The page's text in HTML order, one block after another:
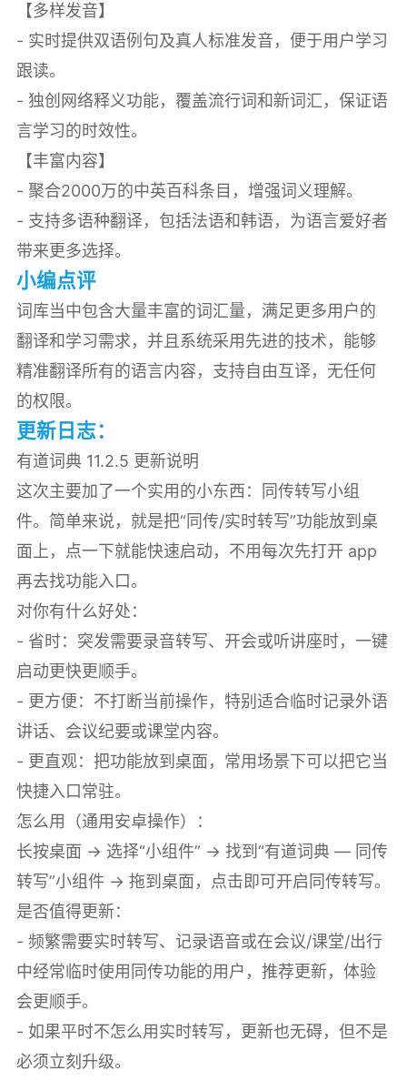
【多样发音】
- 实时提供双语例句及真人标准发音，便于用户学习
跟读。
- 独创网络释义功能，覆盖流行词和新词汇，保证语
言学习的时效性。
【丰富内容】
- 聚合2000万的中英百科条目，增强词义理解。
- 支持多语种翻译，包括法语和韩语，为语言爱好者
带来更多选择。
小编点评
词库当中包含大量丰富的词汇量，满足更多用户的
翻译和学习需求，并且系统采用先进的技术，能够
精准翻译所有的语言内容，支持自由互译，无任何
的权限。
更新日志：
有道词典 11.2.5 更新说明
这次主要加了一个实用的小东西：同传转写小组
件。简单来说，就是把“同传/实时转写”功能放到桌
面上，点一下就能快速启动，不用每次先打开 app
再去找功能入口。
对你有什么好处：
- 省时：突发需要录音转写、开会或听讲座时，一键
启动更快更顺手。
- 更方便：不打断当前操作，特别适合临时记录外语
讲话、会议纪要或课堂内容。
- 更直观：把功能放到桌面，常用场景下可以把它当
快捷入口常驻。
怎么用（通用安卓操作）：
长按桌面 → 选择“小组件” → 找到“有道词典 — 同传
转写”小组件 → 拖到桌面，点击即可开启同传转写。
是否值得更新：
- 频繁需要实时转写、记录语音或在会议/课堂/出行
中经常临时使用同传功能的用户，推荐更新，体验
会更顺手。
- 如果平时不怎么用实时转写，更新也无碍，但不是
必须立刻升级。